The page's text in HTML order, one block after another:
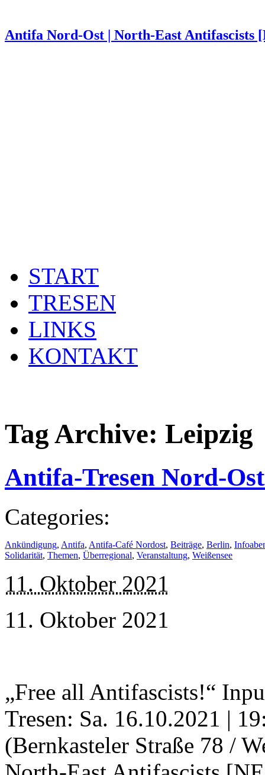
Antifa Nord-Ost | North-East Antifascists
START
TRESEN
LINKS
KONTAKT
Tag Archive: Leipzig
Antifa-Tresen Nord-
Categories:
Ankündigung, Antifa, Antifa-Café Nordost, Beiträge, Berlin,
Solidarität, Themen, Überregional, Veranstaltung, Weißensee
11. Oktober 2021
11. Oktober 2021
„Free all Antifascists!“
Tresen: Sa. 16.10.2021 |
(Bernkasteler Straße 78 /